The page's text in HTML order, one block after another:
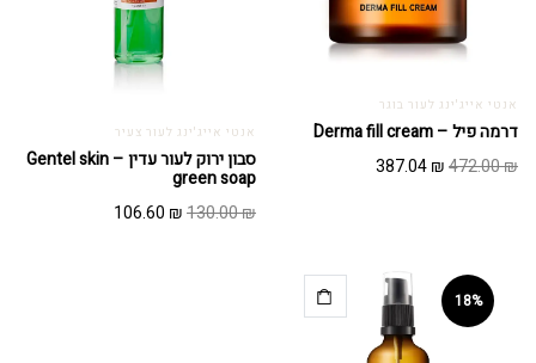
אנטי אייג'ינג לעור בוגר
דרמה פיל – Derma fill cream
472.00₪
המחיר
387.04₪
המחיר
אנטי אייג'ינג לעור צעיר
סבון ירוק לעור עדין – Gentel skin
green soap
130.00₪
המחיר106.60 ₪
18%